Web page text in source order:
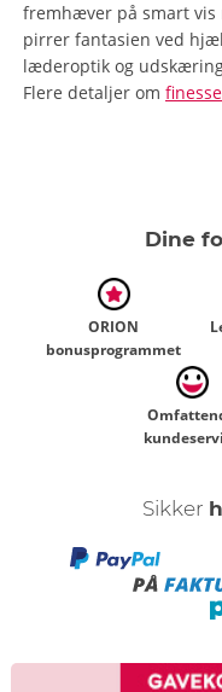
fremhæver på smart
pirrer fantasien ved
læderoptik og
Flere detaljer om
Dine
ORION
bonusprogrammet
Sikker